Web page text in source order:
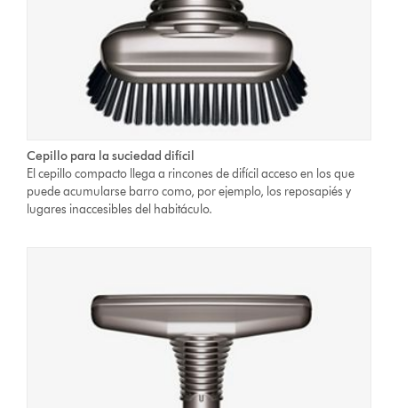
Cepillo para la suciedad difícil
El cepillo compacto llega a rincones de difícil acceso en los que
puede acumularse barro como, por ejemplo, los reposapiés y
lugares inaccesibles del habitáculo.